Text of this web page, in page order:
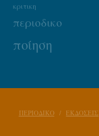
κριτικη
περιοδικο
ποίηση
ΠΕΡΙΟΔΙΚΟ ΕΚΔΟΣΕΙΣ